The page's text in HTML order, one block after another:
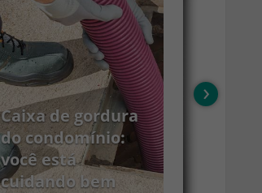
Caixa de gordura
do condomínio:
você está
cuidando bem
›